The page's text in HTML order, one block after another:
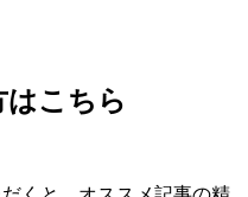
こちら